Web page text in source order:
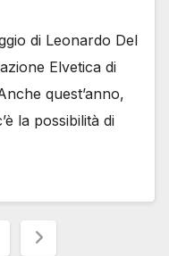
di Leonardo Del
Elvetica di
quest’anno,
la possibilità di